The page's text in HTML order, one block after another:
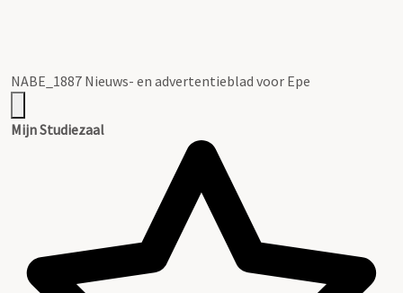
NABE_1887 Nieuws- en advertentieblad voor Epe
Mijn Studiezaal